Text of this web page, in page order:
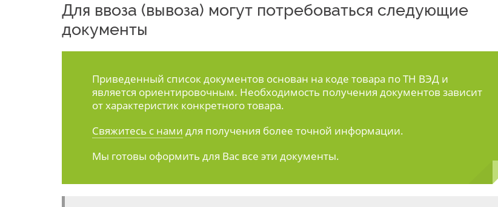
Для ввоза (вывоза) могут потребоваться следующие
документы
Приведенный список документов основан на коде товара по ТН ВЭД и
является ориентировочным. Необходимость получения документов зависит
от характеристик конкретного товара.
Свяжитесь с нами для получения более точной информации.
Мы готовы оформить для Вас все эти документы.